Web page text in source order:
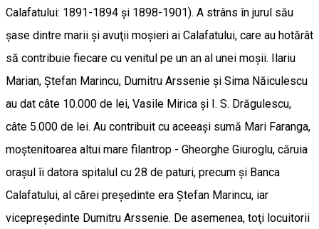
Calafatului: 1891-1894 şi 1898-1901). A strâns în jurul său
şase dintre marii şi avuţii moşieri ai Calafatului, care au hotărât
să contribuie fiecare cu venitul pe un an al unei moşii. Ilariu
Marian, Ştefan Marincu, Dumitru Arssenie şi Sima Năiculescu
au dat câte 10.000 de lei, Vasile Mirica şi I. S. Drăgulescu,
câte 5.000 de lei. Au contribuit cu aceeaşi sumă Mari Faranga,
moştenitoarea altui mare filantrop - Gheorghe Giuroglu, căruia
oraşul îi datora spitalul cu 28 de paturi, precum şi Banca
Calafatului, al cărei preşedinte era Ştefan Marincu, iar
vicepreşedinte Dumitru Arssenie. De asemenea, toţi locuitorii